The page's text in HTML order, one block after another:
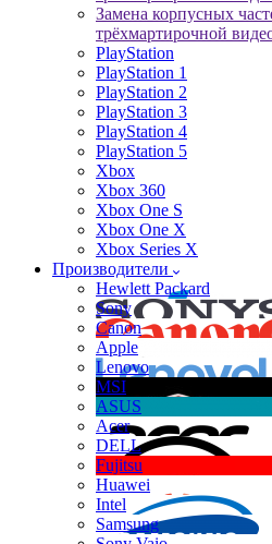
Замена корпусных
трёхмартирочной
PlayStation
PlayStation 1
PlayStation 2
PlayStation 3
PlayStation 4
PlayStation 5
Xbox
Xbox 360
Xbox One S
Xbox One X
Xbox Series X
Производители
Hewlett Packard
Sony
Canon
Apple
Lenovo
MSI
ASUS
Acer
DELL
Fujitsu
Huawei
Intel
Samsung